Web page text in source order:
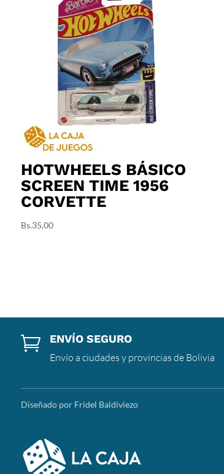
HOTWHEELS BÁSICO
SCREEN TIME 1956
CORVETTE
Bs.35,00
 ENVÍO SEGURO
Envío a ciudades y provincias de Bolivia
Diseñado por Fridel Baldiviezo